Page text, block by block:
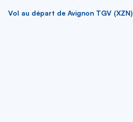
Vol au départ de Avignon TGV (XZN)